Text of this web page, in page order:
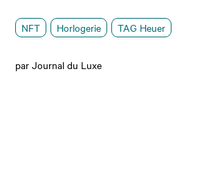
NFT Horlogerie TAG Heuer
par Journal du Luxe